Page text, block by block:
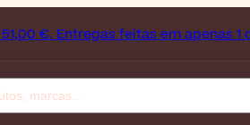
Entregas feitas em apenas 1 dia útil!